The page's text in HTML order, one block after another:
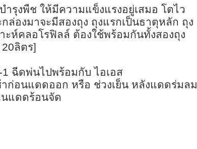
ำรุงพืช ให้มีความแข็งแรงอยู่เสมอ โตไว
ล่องมาจะมีสองถุง ถุงแรกเป็นธาตุหลัก ถุง
ะห์คลอโรฟิลล์ ต้องใช้พร้อมกันทั้งสองถุง
ลิตร]
1 ฉีดพ่นไปพร้อมกับ ไอเอส
ก่อนแดดออก หรือ ช่วงเย็น หลังแดดร่มลม
แดดร้อนจัด